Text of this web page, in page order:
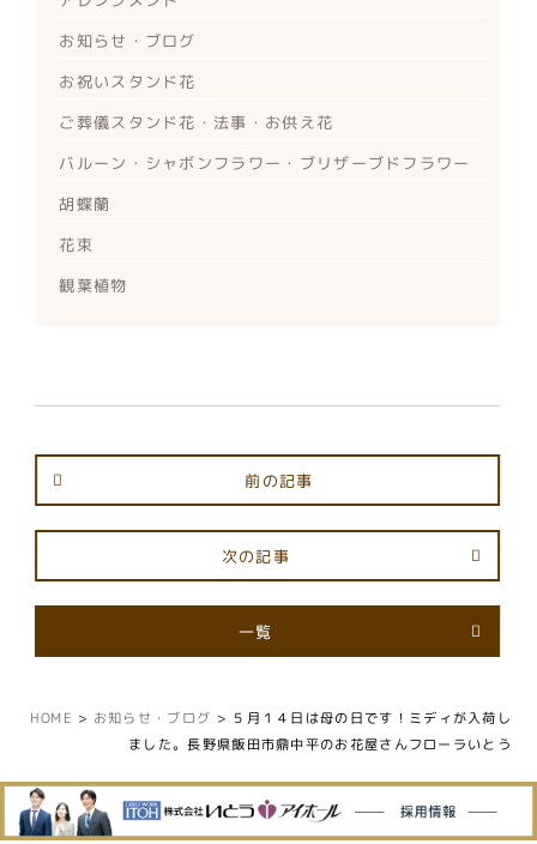
お知らせ・ブログ
お祝いスタンド花
ご葬儀スタンド花・法事・お供え花
バルーン・シャボンフラワー・ブリザーブドフラワー
胡蝶蘭
花束
観葉植物
前の記事
次の記事
一覧
HOME > お知らせ・ブログ > ５月１４日は母の日です！ミディが入荷し
ました。長野県飯田市鼎中平のお花屋さんフローラいとう